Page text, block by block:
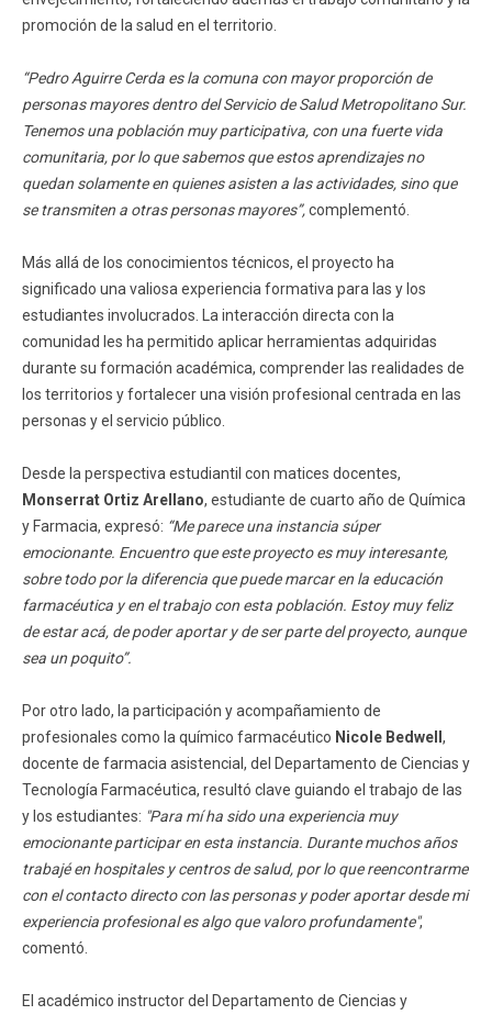
promoción de la salud en el territorio.
“Pedro Aguirre Cerda es la comuna con mayor proporción de
personas mayores dentro del Servicio de Salud Metropolitano Sur.
Tenemos una población muy participativa, con una fuerte vida
comunitaria, por lo que sabemos que estos aprendizajes no
quedan solamente en quienes asisten a las actividades, sino que
se transmiten a otras personas mayores”,complementó.
Más allá de los conocimientos técnicos, el proyecto ha
significado una valiosa experiencia formativa para las y los
estudiantes involucrados. La interacción directa con la
comunidad les ha permitido aplicar herramientas adquiridas
durante su formación académica, comprender las realidades de
los territorios y fortalecer una visión profesional centrada en las
personas y el servicio público.
Desde la perspectiva estudiantil con matices docentes,
Monserrat Ortiz Arellano, estudiante de cuarto año de Química
y Farmacia, expresó: “Me parece una instancia súper
emocionante. Encuentro que este proyecto es muy interesante,
sobre todo por la diferencia que puede marcar en la educación
farmacéutica y en el trabajo con esta población. Estoy muy feliz
de estar acá, de poder aportar y de ser parte del proyecto, aunque
sea un poquito”.
Por otro lado, la participación y acompañamiento de
profesionales como la químico farmacéutico Nicole Bedwell ,
docente de farmacia asistencial, del Departamento de Ciencias y
Tecnología Farmacéutica, resultó clave guiando el trabajo de las
y los estudiantes: "Para mí ha sido una experiencia muy
emocionante participar en esta instancia. Durante muchos años
trabajé en hospitales y centros de salud, por lo que reencontrarme
con el contacto directo con las personas y poder aportar desde mi
experiencia profesional es algo que valoro profundamente",
comentó.
El académico instructor del Departamento de Ciencias y